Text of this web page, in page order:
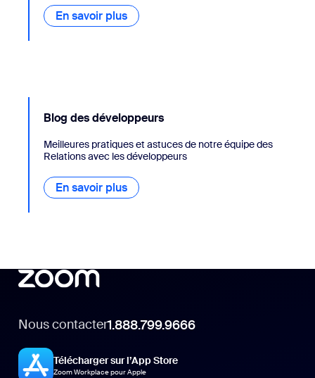
En savoir plus
Blog des développeurs
Meilleures pratiques et astuces de notre équipe des
Relations avec les développeurs
En savoir plus
Nous contacter1.888.799.9666
Télécharger sur l’App Store
Zoom Workplace pour Apple